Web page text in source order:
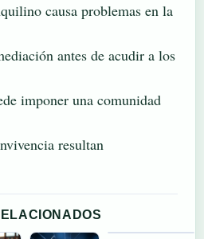
causa problemas en la
antes de acudir a los
imponer una comunidad
resultan